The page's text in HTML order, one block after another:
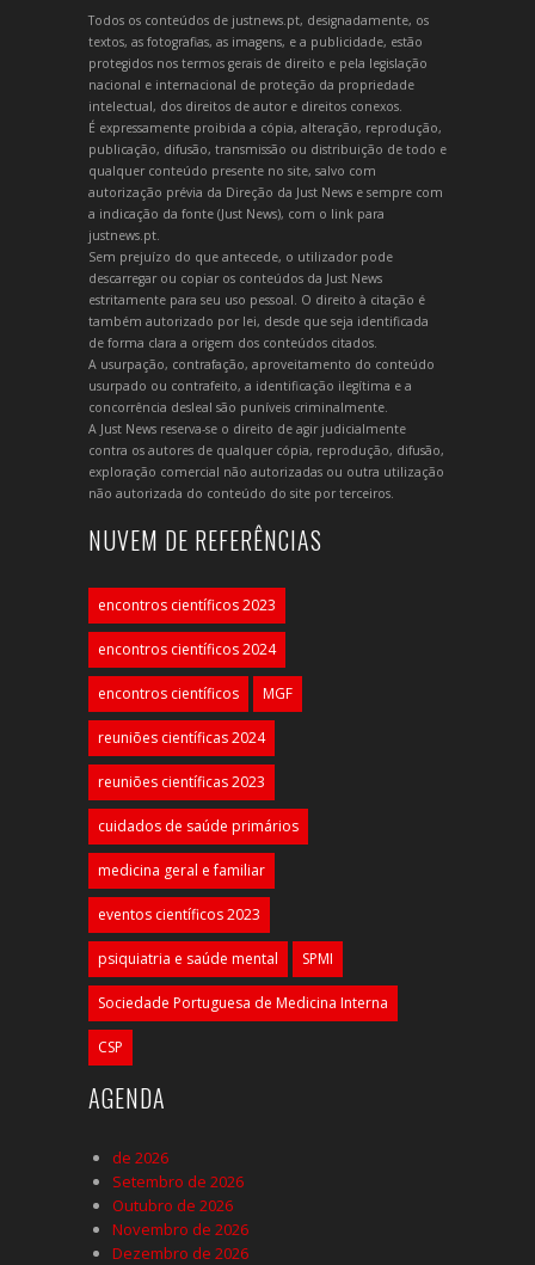
Todos os conteúdos de justnews.pt, designadamente, os
textos, as fotografias, as imagens, e a publicidade, estão
protegidos nos termos gerais de direito e pela legislação
nacional e internacional de proteção da propriedade
intelectual, dos direitos de autor e direitos conexos.
É expressamente proibida a cópia, alteração, reprodução,
publicação, difusão, transmissão ou distribuição de todo e
qualquer conteúdo presente no site, salvo com
autorização prévia da Direção da Just News e sempre com
a indicação da fonte (Just News), com o link para
justnews.pt.
Sem prejuízo do que antecede, o utilizador pode
descarregar ou copiar os conteúdos da Just News
estritamente para seu uso pessoal. O direito à citação é
também autorizado por lei, desde que seja identificada
de forma clara a origem dos conteúdos citados.
A usurpação, contrafação, aproveitamento do conteúdo
usurpado ou contrafeito, a identificação ilegítima e a
concorrência desleal são puníveis criminalmente.
A Just News reserva-se o direito de agir judicialmente
contra os autores de qualquer cópia, reprodução, difusão,
exploração comercial não autorizadas ou outra utilização
não autorizada do conteúdo do site por terceiros.
NUVEM DE REFERÊNCIAS
encontros científicos 2023
encontros científicos 2024
encontros científicos MGF
reuniões científicas 2024
reuniões científicas 2023
cuidados de saúde primários
medicina geral e familiar
eventos científicos 2023
psiquiatria e saúde mental SPMI
Sociedade Portuguesa de Medicina Interna
CSP
AGENDA
de 2026
Setembro de 2026
Outubro de 2026
Novembro de 2026
Dezembro de 2026